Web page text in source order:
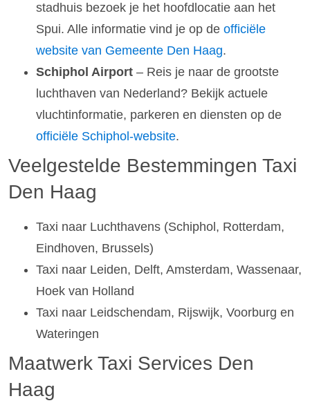
stadhuis bezoek je het hoofdlocatie aan het
Spui. Alle informatie vind je op de officiële
website van Gemeente Den Haag.
Schiphol Airport – Reis je naar de grootste
luchthaven van Nederland? Bekijk actuele
vluchtinformatie, parkeren en diensten op de
officiële Schiphol-website.
Veelgestelde Bestemmingen Taxi
Den Haag
Taxi naar Luchthavens (Schiphol, Rotterdam,
Eindhoven, Brussels)
Taxi naar Leiden, Delft, Amsterdam, Wassenaar,
Hoek van Holland
Taxi naar Leidschendam, Rijswijk, Voorburg en
Wateringen
Maatwerk Taxi Services Den
Haag